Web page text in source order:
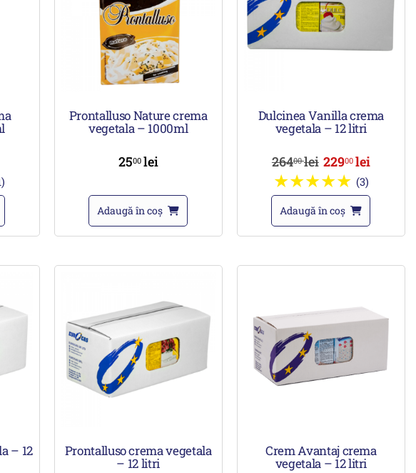
Prontalluso Nature crema
vegetala – 1000ml
2500 lei
Adaugă în coș
Dulcinea Vanilla crema
vegetala – 12 litri
26400lei 22900 lei
(3)
Adaugă în coș
– 12 Prontalluso crema vegetala
– 12 litri
Crem Avantaj crema
vegetala – 12 litri